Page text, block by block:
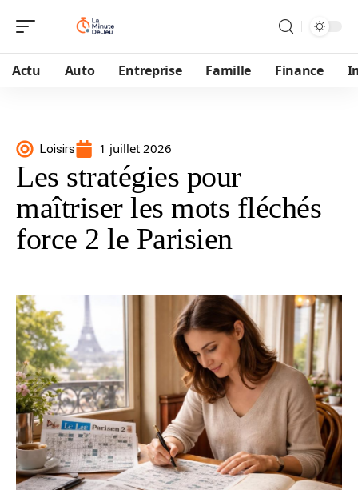
Actu Auto Entreprise Famille Finance
Loisirs 1 juillet 2026
Les stratégies pour
maîtriser les mots fléchés
force 2 le Parisien